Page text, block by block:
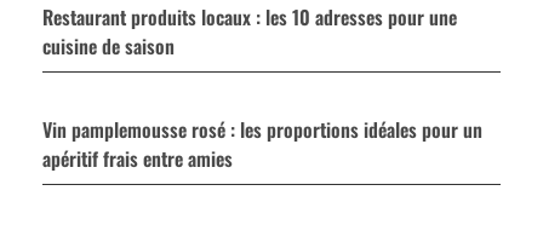
Restaurant produits locaux : les 10 adresses pour une
cuisine de saison
Vin pamplemousse rosé : les proportions idéales pour un
apéritif frais entre amies